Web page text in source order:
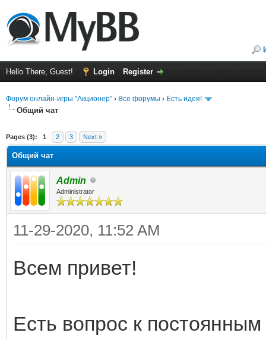
Hello There, Guest! Login Register
Форум онлайн-игры "Акционер" › Все форумы › Есть идея!
Общий чат
Pages (3): 1 2 3 Next »
Общий чат
Admin
Administrator
11-29-2020, 11:52 AM
Всем привет!
Есть вопрос к